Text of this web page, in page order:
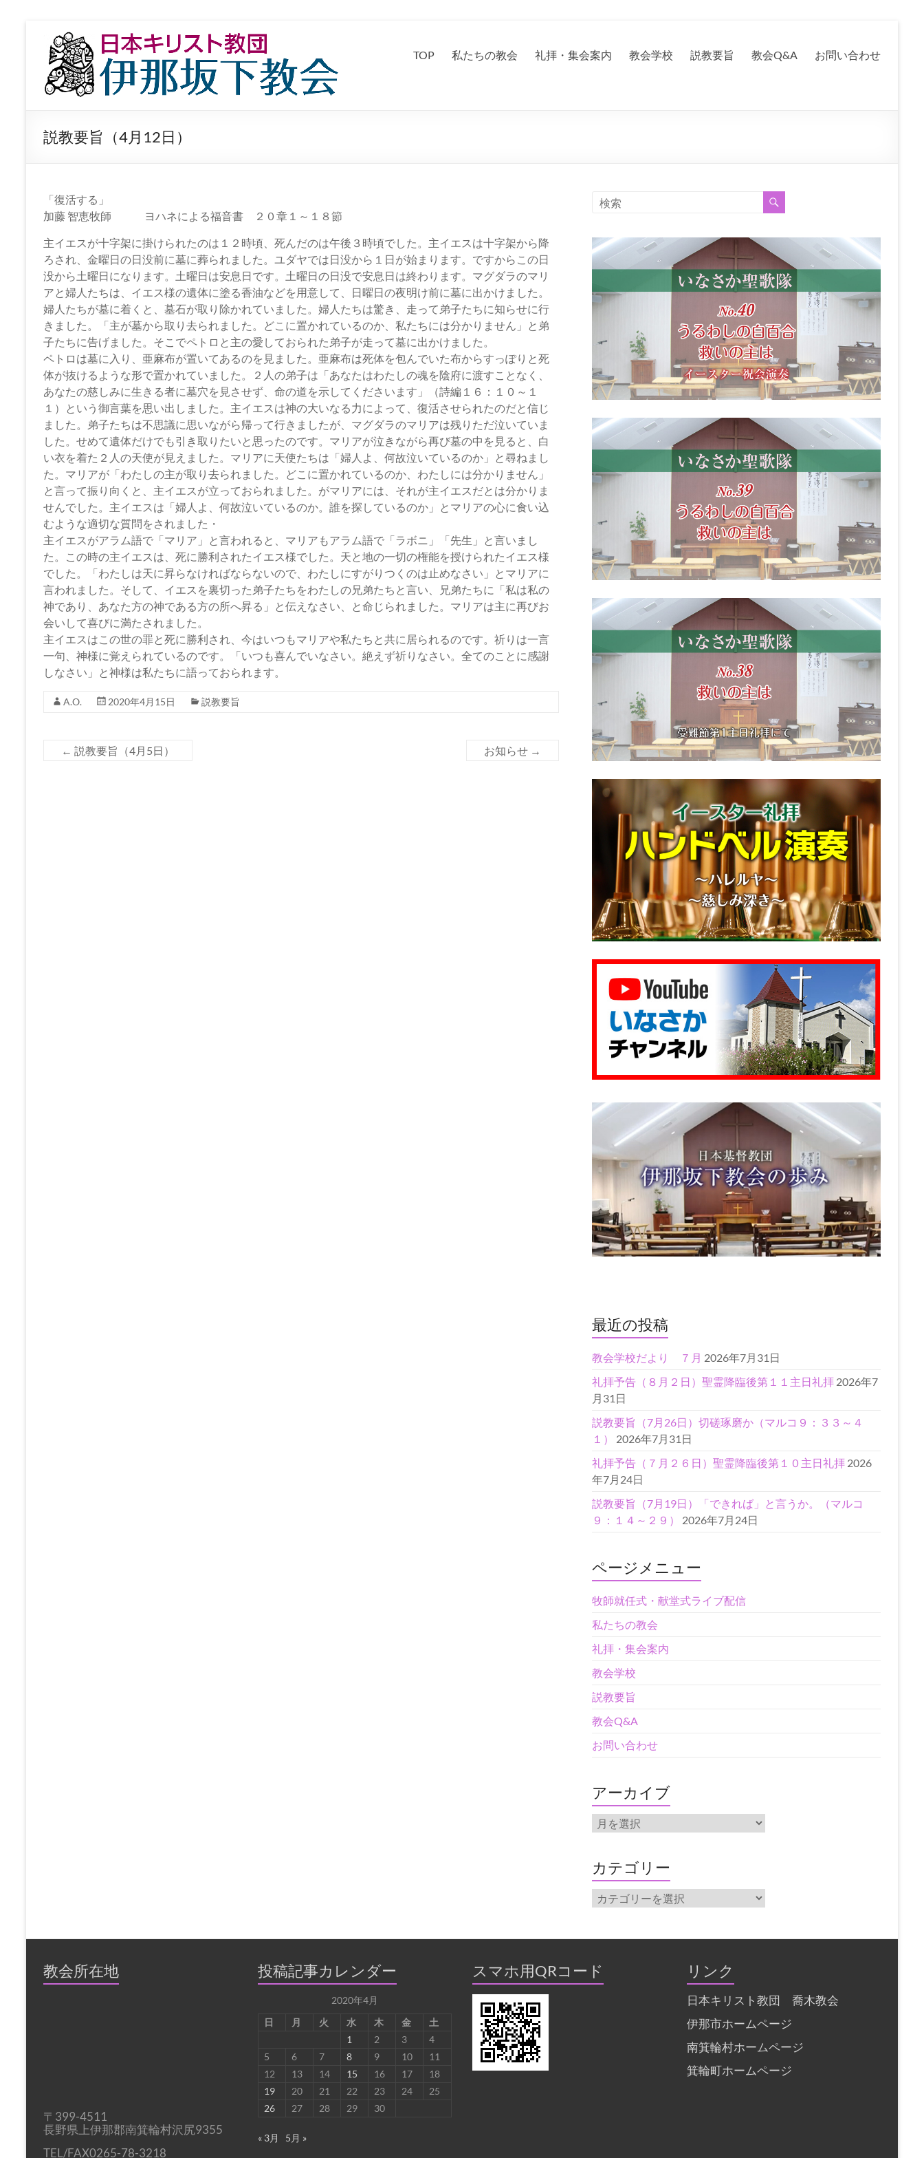
日
本
キ
リ
ス
教
団
伊
那
坂
下
教
会
イ
エ
ス・
キ
リ
ス
ト
の
父
な
る
神
TOP 私たちの教会 礼拝・集会案内 教会学校 説教要旨 教会Q&A お問い合わせ
説教要旨（4月12日）
「復活する」
加藤 智恵牧師 ヨハネによる福音書 ２０章１～１８節
主イエスが十字架に掛けられたのは１２時頃、死んだのは午後３時頃でした。主イエスは十字架から降
ろされ、金曜日の日没前に墓に葬られました。ユダヤでは日没から１日が始まります。ですからこの日
没から土曜日になります。土曜日は安息日です。土曜日の日没で安息日は終わります。マグダラのマリ
アと婦人たちは、イエス様の遺体に塗る香油などを用意して、日曜日の夜明け前に墓に出かけました。
婦人たちが墓に着くと、墓石が取り除かれていました。婦人たちは驚き、走って弟子たちに知らせに行
きました。「主が墓から取り去られました。どこに置かれているのか、私たちには分かりません」と弟
子たちに告げました。そこでペトロと主の愛しておられた弟子が走って墓に出かけました。
ペトロは墓に入り、亜麻布が置いてあるのを見ました。亜麻布は死体を包んでいた布からすっぽりと死
体が抜けるような形で置かれていました。２人の弟子は「あなたはわたしの魂を陰府に渡すことなく、
あなたの慈しみに生きる者に墓穴を見させず、命の道を示してくださいます」（詩編１６：１０～１
１）という御言葉を思い出しました。主イエスは神の大いなる力によって、復活させられたのだと信じ
ました。弟子たちは不思議に思いながら帰って行きましたが、マグダラのマリアは残りただ泣いていま
した。せめて遺体だけでも引き取りたいと思ったのです。マリアが泣きながら再び墓の中を見ると、白
い衣を着た２人の天使が見えました。マリアに天使たちは「婦人よ、何故泣いているのか」と尋ねまし
た。マリアが「わたしの主が取り去られました。どこに置かれているのか、わたしには分かりません」
と言って振り向くと、主イエスが立っておられました。がマリアには、それが主イエスだとは分かりま
せんでした。主イエスは「婦人よ、何故泣いているのか。誰を探しているのか」とマリアの心に食い込
むような適切な質問をされました・
主イエスがアラム語で「マリア」と言われると、マリアもアラム語で「ラボニ」「先生」と言いまし
た。この時の主イエスは、死に勝利されたイエス様でした。天と地の一切の権能を授けられたイエス様
でした。「わたしは天に昇らなければならないので、わたしにすがりつくのは止めなさい」とマリアに
言われました。そして、イエスを裏切った弟子たちをわたしの兄弟たちと言い、兄弟たちに「私は私の
神であり、あなた方の神である方の所へ昇る」と伝えなさい、と命じられました。マリアは主に再びお
会いして喜びに満たされました。
主イエスはこの世の罪と死に勝利され、今はいつもマリアや私たちと共に居られるのです。祈りは一言
一句、神様に覚えられているのです。「いつも喜んでいなさい。絶えず祈りなさい。全てのことに感謝
しなさい」と神様は私たちに語っておられます。
A.O. 2020年4月15日 説教要旨
← 説教要旨（4月5日） お知らせ →
最近の投稿
教会学校だより ７月 2026年7月31日
礼拝予告（８月２日）聖霊降臨後第１１主日礼拝 2026年7
月31日
説教要旨（7月26日）切磋琢磨か（マルコ９：３３～４
１）
2026年7月31日
礼拝予告（７月２６日）聖霊降臨後第１０主日礼拝 2026
年7月24日
説教要旨（7月19日）「できれば」と言うか。（マルコ
９：１４～２９）
2026年7月24日
ページメニュー
牧師就任式・献堂式ライブ配信
私たちの教会
礼拝・集会案内
教会学校
説教要旨
教会Q&A
お問い合わせ
アーカイブ
ア
ー
イ
ブ
カテゴリー
カ
テ
教会所在地
〒399-4511
長野県上伊那郡南箕輪村沢尻9355
TEL/FAX0265-78-3218
投稿記事カレンダー
2020年4月
日
月 火 水 木 金
土
1
2 3
4
5
6 7 8 9 10
11
12
13 14 15 16 17
18
19
20 21 22 23 24
25
26
27 28 29 30
« 3月 5月 »
スマホ用QRコード リンク
日本キリスト教団 喬木教会
伊那市ホームページ
南箕輪村ホームページ
箕輪町ホームページ